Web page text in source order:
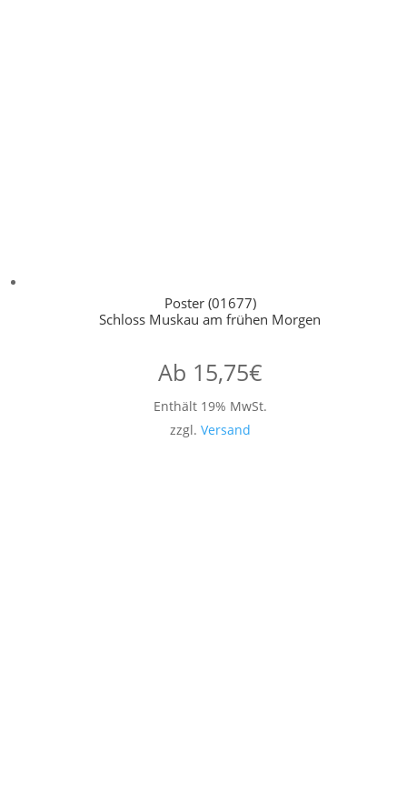
Poster (01677)
Schloss Muskau am frühen Morgen
Ab 15,75€
Enthält 19% MwSt.
zzgl. Versand